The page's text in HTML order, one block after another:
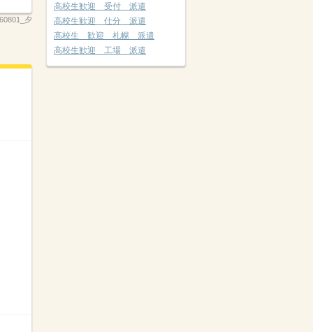
夕
高校生歓迎 受付 派遣
高校生歓迎 仕分 派遣
高校生 歓迎 札幌 派遣
高校生歓迎 工場 派遣